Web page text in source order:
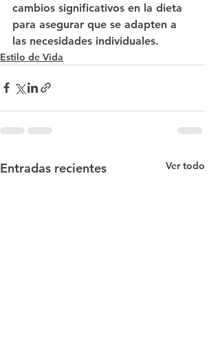
cambios significativos en la dieta
para asegurar que se adapten a
las necesidades individuales.
Estilo de Vida
Entradas recientes Ver todo